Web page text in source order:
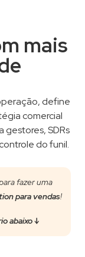
mais
define
comercial
gestores, SDRs
do funil.
fazer uma
para vendas!
abaixo ↓